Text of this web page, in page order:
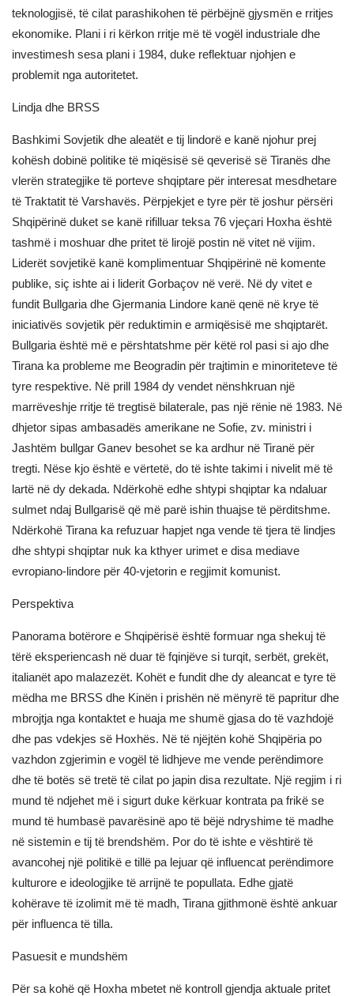
teknologjisë, të cilat parashikohen të përbëjnë gjysmën e rritjes
ekonomike. Plani i ri kërkon rritje më të vogël industriale dhe
investimesh sesa plani i 1984, duke reflektuar njohjen e
problemit nga autoritetet.
Lindja dhe BRSS
Bashkimi Sovjetik dhe aleatët e tij lindorë e kanë njohur prej
kohësh dobinë politike të miqësisë së qeverisë së Tiranës dhe
vlerën strategjike të porteve shqiptare për interesat mesdhetare
të Traktatit të Varshavës. Përpjekjet e tyre për të joshur përsëri
Shqipërinë duket se kanë rifilluar teksa 76 vjeçari Hoxha është
tashmë i moshuar dhe pritet të lirojë postin në vitet në vijim.
Liderët sovjetikë kanë komplimentuar Shqipërinë në komente
publike, siç ishte ai i liderit Gorbaçov në verë. Në dy vitet e
fundit Bullgaria dhe Gjermania Lindore kanë qenë në krye të
iniciativës sovjetik për reduktimin e armiqësisë me shqiptarët.
Bullgaria është më e përshtatshme për këtë rol pasi si ajo dhe
Tirana ka probleme me Beogradin për trajtimin e minoriteteve të
tyre respektive. Në prill 1984 dy vendet nënshkruan një
marrëveshje rritje të tregtisë bilaterale, pas një rënie në 1983. Në
dhjetor sipas ambasadës amerikane ne Sofie, zv. ministri i
Jashtëm bullgar Ganev besohet se ka ardhur në Tiranë për
tregti. Nëse kjo është e vërtetë, do të ishte takimi i nivelit më të
lartë në dy dekada. Ndërkohë edhe shtypi shqiptar ka ndaluar
sulmet ndaj Bullgarisë që më parë ishin thuajse të përditshme.
Ndërkohë Tirana ka refuzuar hapjet nga vende të tjera të lindjes
dhe shtypi shqiptar nuk ka kthyer urimet e disa mediave
evropiano-lindore për 40-vjetorin e regjimit komunist.
Perspektiva
Panorama botërore e Shqipërisë është formuar nga shekuj të
tërë eksperiencash në duar të fqinjëve si turqit, serbët, grekët,
italianët apo malazezët. Kohët e fundit dhe dy aleancat e tyre të
mëdha me BRSS dhe Kinën i prishën në mënyrë të papritur dhe
mbrojtja nga kontaktet e huaja me shumë gjasa do të vazhdojë
dhe pas vdekjes së Hoxhës. Në të njëjtën kohë Shqipëria po
vazhdon zgjerimin e vogël të lidhjeve me vende perëndimore
dhe të botës së tretë të cilat po japin disa rezultate. Një regjim i ri
mund të ndjehet më i sigurt duke kërkuar kontrata pa frikë se
mund të humbasë pavarësinë apo të bëjë ndryshime të madhe
në sistemin e tij të brendshëm. Por do të ishte e vështirë të
avancohej një politikë e tillë pa lejuar që influencat perëndimore
kulturore e ideologjike të arrijnë te popullata. Edhe gjatë
kohërave të izolimit më të madh, Tirana gjithmonë është ankuar
për influenca të tilla.
Pasuesit e mundshëm
Për sa kohë që Hoxha mbetet në kontroll gjendja aktuale pritet